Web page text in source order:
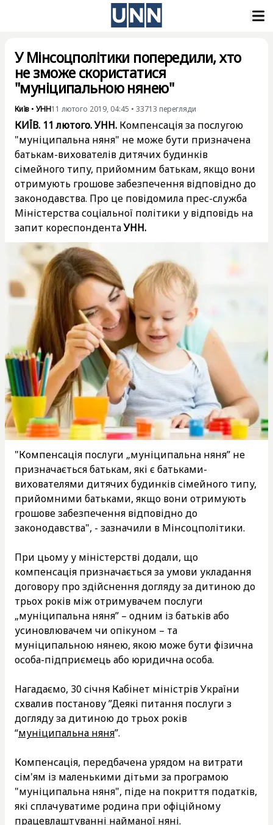
У Мінсоцполітики попередили, хто
не зможе скористатися
"муніципальною нянею"
Київ • УНН11 лютого 2019, 04:45 • 33713 перегляди
КИЇВ. 11 лютого. УНН. Компенсація за послугою
"муніципальна няня" не може бути призначена
батькам-вихователів дитячих будинків
сімейного типу, прийомним батькам, якщо вони
отримують грошове забезпечення відповідно до
законодавства. Про це повідомила прес-служба
Міністерства соціальної політики у відповідь на
запит кореспондентаУНН.
"Компенсація послуги „муніципальна няня” не
призначається батькам, які є батьками-
вихователями дитячих будинків сімейного типу,
прийомними батьками, якщо вони отримують
грошове забезпечення відповідно до
законодавства", - зазначили в Мінсоцполітики.
При цьому у міністерстві додали, що
компенсація призначається за умови укладання
договору про здійснення догляду за дитиною до
трьох років між отримувачем послуги
„муніципальна няня” – одним із батьків або
усиновлювачем чи опікуном – та
муніципальною нянею, якою може бути фізична
особа-підприємець або юридична особа.
Нагадаємо, 30 січня Кабінет міністрів України
схвалив постанову ”Деякі питання послуги з
догляду за дитиною до трьох років
“муніципальна няня”.
Компенсація, передбачена урядом на витрати
сім'ям із маленькими дітьми за програмою
"муніципальна няня", піде на покриття податків,
які сплачуватиме родина при офіційному
працевлаштуванні найманої няні.